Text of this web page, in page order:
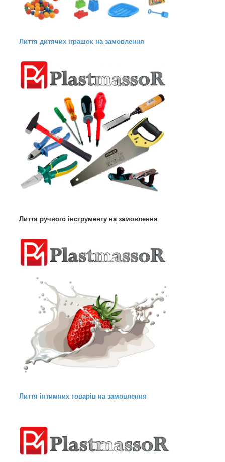
Лиття дитячих іграшок на замовлення
Лиття ручного інструменту на замовлення
Лиття інтимних товарів на замовлення